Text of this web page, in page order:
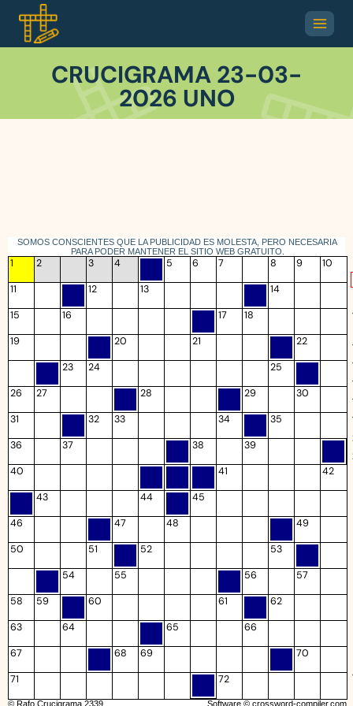
CRUCIGRAMA 23-03-
2026 UNO
SOMOS CONSCIENTES QUE LA PUBLICIDAD ES MOLESTA, PERO NECESARIA
PARA PODER MANTENER EL SITIO WEB GRATUITO.
1 2 3 4 5 6 7 8 9 10
11 12 13 14
15 16 17 18
19 20 21 22
23 24 25
26 27 28 29 30
31 32 33 34 35
36 37 38 39
40 41 42
43 44 45
46 47 48 49
50 51 52 53
54 55 56 57
58 59 60 61 62
63 64 65 66
67 68 69 70
71 72
© Rafo Crucigrama 2339 Software © crossword-compiler.com